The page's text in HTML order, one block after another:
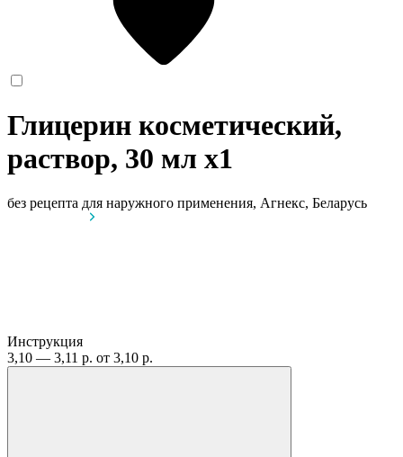
Глицерин косметический,
раствор, 30 мл x1
без рецепта для наружного применения, Агнекс, Беларусь
Инструкция
3,10 — 3,11 р. от 3,10 р.